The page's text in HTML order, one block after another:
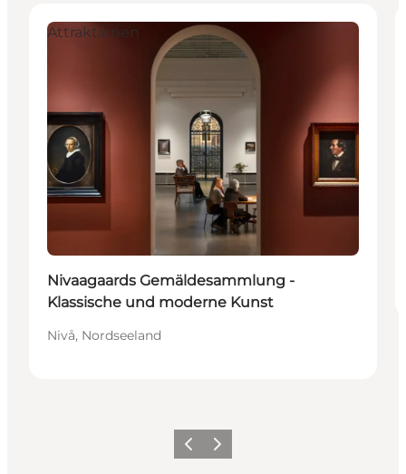
Attraktionen
Nivaagaards Gemäldesammlung -
Klassische und moderne Kunst
Nivå, Nordseeland
ZurückWeiter